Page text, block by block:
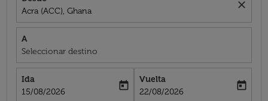
Acra (ACC), Ghana
close
A
Seleccionar destino
Ida
fc-booking-departure-date-aria-label
15/08/2026
today
Vuelta
fc-booking-return-date-aria-label
22/08/2026
today